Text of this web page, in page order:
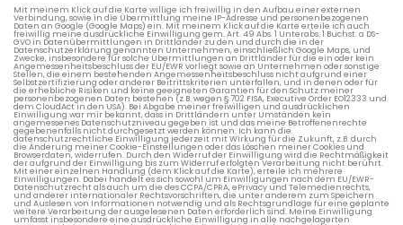
Mit meinem Klick auf die Karte willige ich freiwillig in den Aufbau einer externen
Verbindung, sowie in die Übermittlung meine IP-Adresse und personenbezogenen
Daten an Google (Google Maps) ein. Mit meinem Klick auf die Karte erteile ich auch
freiwillig meine ausdrückliche Einwilligung gem. Art. 49 Abs. 1 Unterabs. 1 Buchst. a DS-
GVO in Datenübermittlungen in Drittländer zu den und durch die in der
Datenschutzerklärung genannten Unternehmen, einschließlich Google Maps, und
Zwecke, insbesondere für solche Übermittlungen an Drittländer für die ein oder kein
Angemessenheitsbeschluss der EU/EWR vorliegt sowie an Unternehmen oder sonstige
Stellen, die einem bestehenden Angemessenheitsbeschluss nicht aufgrund einer
Selbstzertifizierung oder anderer Beitrittskriterien unterfallen, und in denen oder für
die erhebliche Risiken und keine geeigneten Garantien für den Schutz meiner
personenbezogenen Daten bestehen (z.B. wegen § 702 FISA, Executive Order EO12333 und
dem CloudAct in den USA). Bei Abgabe meiner freiwilligen und ausdrücklichen
Einwilligung war mir bekannt, dass in Drittländern unter Umständen kein
angemessenes Datenschutzniveau gegeben ist und das meine Betroffenenrechte
gegebenenfalls nicht durchgesetzt werden können. Ich kann die
datenschutzrechtliche Einwilligung jederzeit mit Wirkung für die Zukunft, z.B. durch
die Änderung meiner Cookie-Einstellungen oder das Löschen meiner Cookies und
Browserdaten, widerrufen. Durch den Widerruf der Einwilligung wird die Rechtmäßigkeit
der aufgrund der Einwilligung bis zum Widerruf erfolgten Verarbeitung nicht berührt.
Mit einer einzelnen Handlung (dem Klick auf die Karte), erteile ich mehrere
Einwilligungen. Dabei handelt es sich sowohl um Einwilligungen nach dem EU/EWR-
Datenschutzrecht als auch um die des CCPA/CPRA, ePrivacy und Telemedienrechts,
und anderer internationaler Rechtsvorschriften, die unter anderem zum Speichern
und Auslesen von Informationen notwendig und als Rechtsgrundlage für eine geplante
weitere Verarbeitung der ausgelesenen Daten erforderlich sind. Meine Einwilligung
umfasst insbesondere eine ausdrückliche Einwilligung in alle nachgelagerten